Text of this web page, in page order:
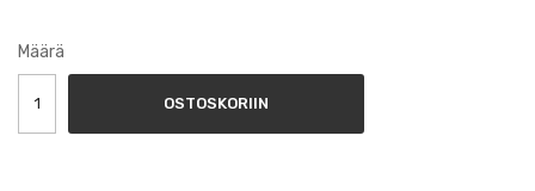
Määrä
OSTOSKORIIN